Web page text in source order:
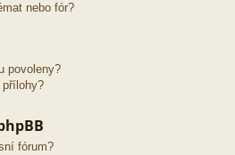
nebo fór?
povoleny?
fórum?